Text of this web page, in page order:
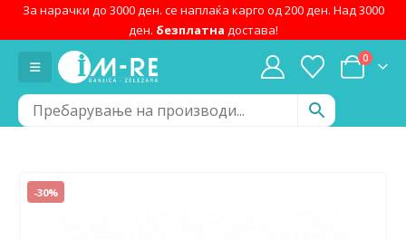
За нарачки до 3000 ден. се наплаќа карго од 200 ден. Над 3000
ден. безплатна достава!
0
-30%